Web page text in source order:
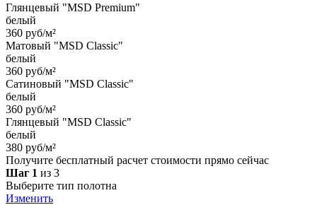
Глянцевый "MSD Premium"
белый
360 руб/м²
Матовый "MSD Classic"
белый
360 руб/м²
Сатиновый "MSD Classic"
белый
360 руб/м²
Глянцевый "MSD Classic"
белый
380 руб/м²
Получите бесплатный расчет стоимости прямо сейчас
Шаг 1 из 3
Выберите тип полотна
Изменить